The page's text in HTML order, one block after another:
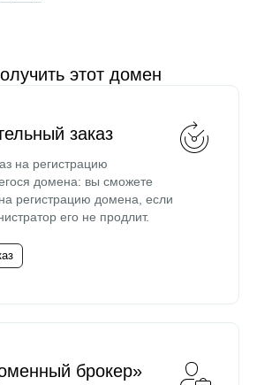
этот домен
заказ
на регистрацию
домена: вы сможете
регистрацию домена, если
его не продлит.
брокер»